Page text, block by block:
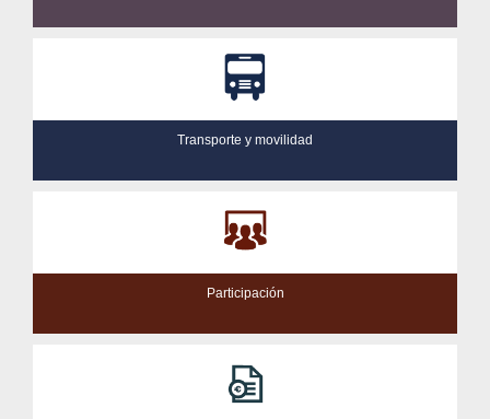
Transporte y movilidad
Participación